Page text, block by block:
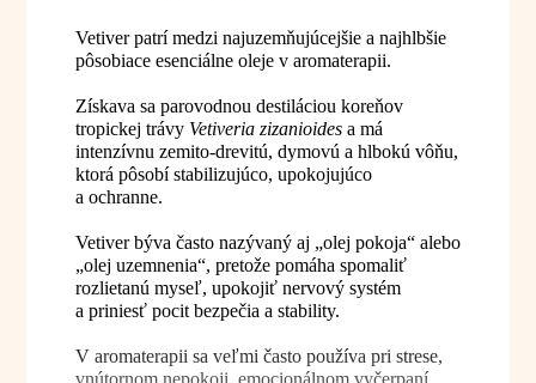
Vetiver patrí medzi najuzemňujúcejšie a najhlbšie
pôsobiace esenciálne oleje v aromaterapii.
Získava sa parovodnou destiláciou koreňov
tropickej trávy Vetiveria zizanioidesa má
intenzívnu zemito-drevitú, dymovú a hlbokú vôňu,
ktorá pôsobí stabilizujúco, upokojujúco
a ochranne.
Vetiver býva často nazývaný aj „olej pokoja“ alebo
„olej uzemnenia“, pretože pomáha spomaliť
rozlietanú myseľ, upokojiť nervový systém
a priniesť pocit bezpečia a stability.
V aromaterapii sa veľmi často používa pri strese,